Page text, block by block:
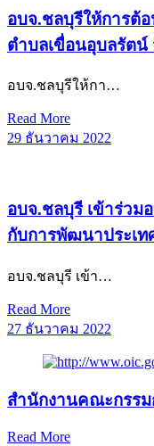
อบจ.ชลบุรีให้การต้
ตำบลเขื่อนอุบลรัต
อบจ.ชลบุรีให้กา…
Read More
29 ธันวาคม 2022
อบจ.ชลบุรี เข้าร่วม
กับการพัฒนาประเ
อบจ.ชลบุรี เข้า…
Read More
27 ธันวาคม 2022
สำนักงานคณะกรร
Read More